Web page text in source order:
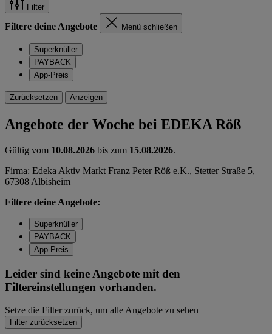
Filter
Filtere deine Angebote Menü schließen
Superknüller
PAYBACK
App-Preis
Zurücksetzen Anzeigen
Angebote der Woche bei EDEKA Röß
Gültig vom 10.08.2026 bis zum 15.08.2026.
Firma: Edeka Aktiv Markt Franz Peter Röß e.K., Stetter Straße 5,
67308 Albisheim
Filtere deine Angebote:
Superknüller
PAYBACK
App-Preis
Leider sind keine Angebote mit den
Filtereinstellungen vorhanden.
Setze die Filter zurück, um alle Angebote zu sehen
Filter zurücksetzen